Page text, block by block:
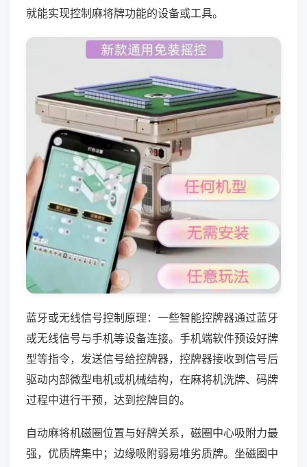
就能实现控制麻将牌功能的设备或工具。
蓝牙或无线信号控制原理：一些智能控牌器通过蓝牙
或无线信号与手机等设备连接。手机端软件预设好牌
型等指令，发送信号给控牌器，控牌器接收到信号后
驱动内部微型电机或机械结构，在麻将机洗牌、码牌
过程中进行干预，达到控牌目的。
自动麻将机磁圈位置与好牌关系，磁圈中心吸附力最
强，优质牌集中；边缘吸附弱易堆劣质牌。坐磁圈中